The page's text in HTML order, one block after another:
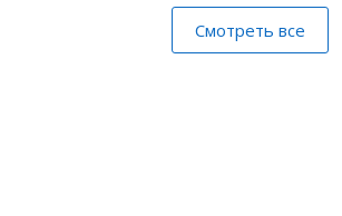
Смотреть все